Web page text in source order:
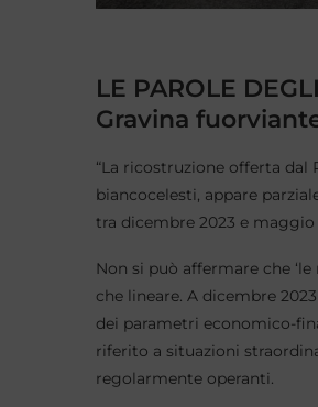
LE PAROLE
Gravina
“La ricostruzione offerta dal
biancocelesti, appare
tra dicembre 2023 e maggio
Non si può affermare che
che lineare. A dicembre
dei parametri economico-
riferito a situazioni
regolarmente operanti.